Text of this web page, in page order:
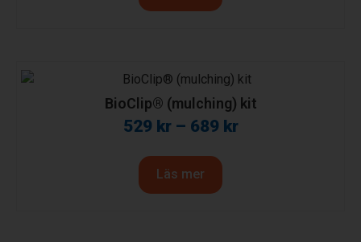
BioClip® (mulching) kit
529 kr– 689 kr
Läs mer